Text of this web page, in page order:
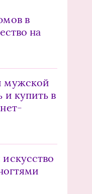
в
на
мужской
и купить в